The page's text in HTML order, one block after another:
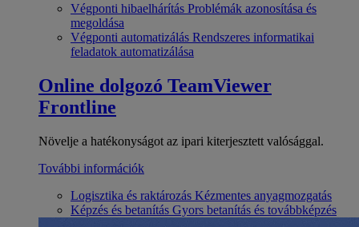
Végponti hibaelhárítás Problémák azonosítása és
megoldása
Végponti automatizálás Rendszeres informatikai
feladatok automatizálása
Online dolgozó TeamViewer
Frontline
Növelje a hatékonyságot az ipari kiterjesztett valósággal.
További információk
Logisztika és raktározás Kézmentes anyagmozgatás
Képzés és betanítás Gyors betanítás és továbbképzés